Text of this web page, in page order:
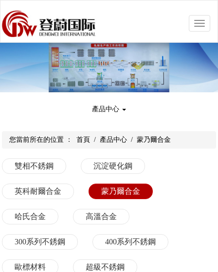
Toggle
產品中心
您當前所在的位置 ：首頁 / 產品中心 /蒙乃爾合金
雙相不銹鋼 沉淀硬化鋼
英科耐爾合金 蒙乃爾合金
哈氏合金 高溫合金
300系列不銹鋼 400系列不銹鋼
歐標材料 超級不銹鋼